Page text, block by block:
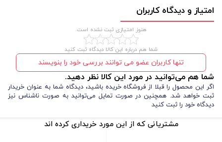
باکتری‌ها کمک کنند و به این ترتیب، ایمنی و بهداشت مشتریان را تضمین
کنند.
به‌ دلیل نوک پنبه ای نرم، مواد ریموور به ‌طور دقیق در نقاط مورد نیاز پخش
می‌شوند و از هدررفت مواد جلوگیری می‌کنند. این ویژگی به تکنسین‌ها اجازه
می‌دهد که تنها مقدار لازم از مواد را استفاده کرده و به ‌طور موثر و اقتصادی از
آنها بهره ببرند.
این برس‌ها علاوه بر ریموو کردن اکستنشن مژه، برای استفاده در موارد زیبایی
امتیاز و دیدگاه کاربران
هنوز امتیازی ثبت نشده است.
شما هم درباره این کالا دیدگاه ثبت کنید
تنها کاربران عضو می توانند بررسی خود را بنویسند
شما هم می‌توانید در مورد این کالا نظر دهید.
اگر این محصول را قبلا از فروشگاه خریده باشید، دیدگاه شما به عنوان خریدار
ثبت خواهد شد. همچنین در صورت تمایل می‌توانید به صورت ناشناس نیز
دیدگاه خود را ثبت کنید
مشتریانی که از این مورد خریداری کرده اند